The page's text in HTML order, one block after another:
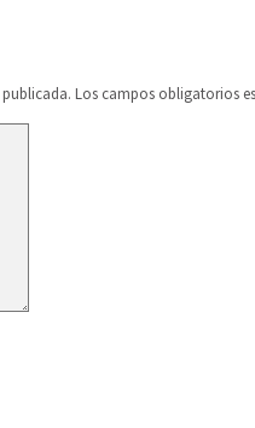
Los campos obligatorios